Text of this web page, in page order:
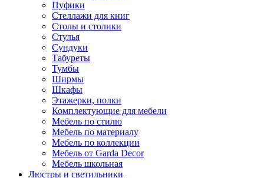
Пуфики
Стеллажи для книг
Столы и столики
Стулья
Сундуки
Табуреты
Тумбы
Ширмы
Шкафы
Этажерки, полки
Комплектующие для мебели
Мебель по стилю
Мебель по материалу
Мебель по коллекции
Мебель от Garda Decor
Мебель школьная
Люстры и светильники